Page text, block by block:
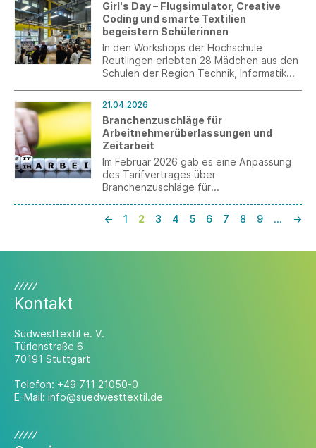
Girl's Day – Flugsimulator, Creative
Coding und smarte Textilien
begeistern Schülerinnen
In den Workshops der Hochschule
Reutlingen erlebten 28 Mädchen aus den
Schulen der Region Technik, Informatik
21.04.2026
Branchenzuschläge für
Arbeitnehmerüberlassungen und
Zeitarbeit
Im Februar 2026 gab es eine Anpassung
des Tarifvertrages über
Branchenzuschläge für
und Elektroindustrie. Danach wurde die
Deckelungsregelung in § 2 Abs. 5 TV BZ
in der 5. Zuschlagsstufe gesenkt.
← 1 2 3 4 5 6 7 8 9 … →
Kontakt
Südwesttextil e. V.
Türlenstraße 6
70191 Stuttgart
Telefon: +49 711 21050-0
E-Mail: info@suedwesttextil.de